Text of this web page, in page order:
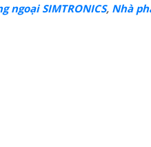
ngoại SIMTRONICS, Nhà